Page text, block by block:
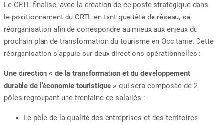
Le CRTL finalise, avec la création de ce poste stratégique dans
le positionnement du CRTL en tant que tête de réseau, sa
réorganisation afin de correspondre au mieux aux enjeux du
prochain plan de transformation du tourisme en Occitanie. Cette
réorganisation s’appuie sur deux directions opérationnelles :
Une direction « de la transformation et du développement
durable de l’économie touristique » qui sera composée de 2
pôles regroupant une trentaine de salariés :
Le pôle de la qualité des entreprises et des territoires